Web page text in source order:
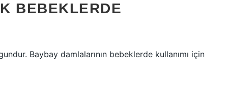
BEBEKLERDE
Baybay damlalarının bebeklerde kullanımı için